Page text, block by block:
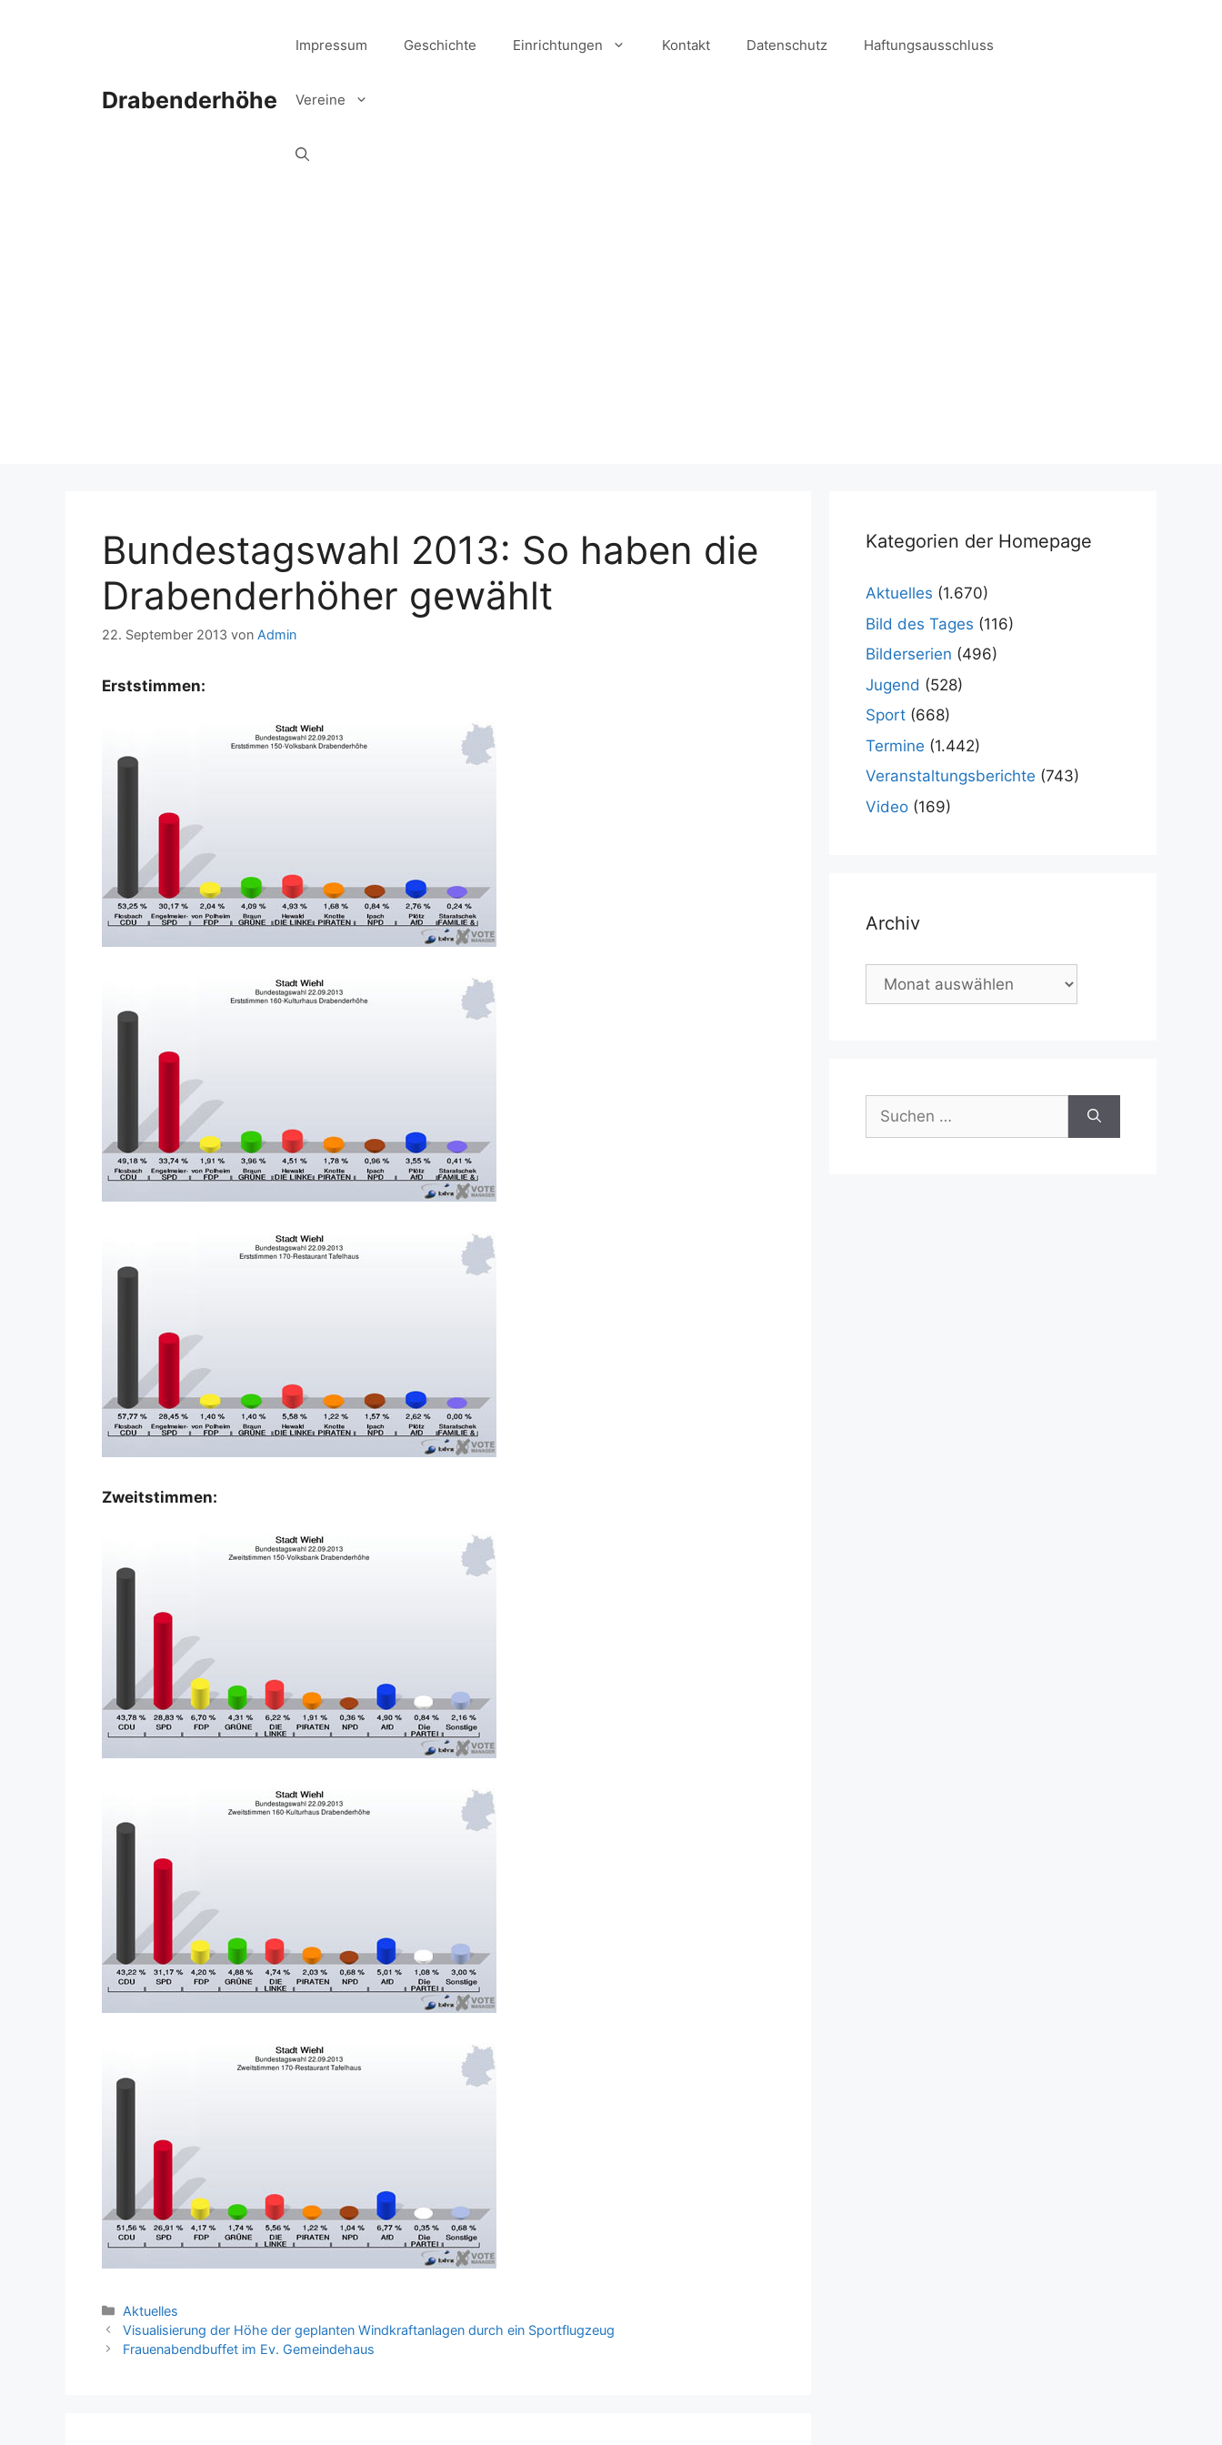
Drabenderhöhe
Impressum Geschichte Einrichtungen Kontakt Datenschutz Haftungsausschluss
Vereine
Bundestagswahl 2013: So haben die
Drabenderhöher gewählt
22. September 2013 von Admin
Erststimmen:
Zweitstimmen:
Kategorien
Aktuelles
Visualisierung der Höhe der geplanten Windkraftanlagen durch ein Sportflugzeug
Frauenabendbuffet im Ev. Gemeindehaus
Kategorien der Homepage
Aktuelles (1.670)
Bild des Tages (116)
Bilderserien (496)
Jugend (528)
Sport (668)
Termine (1.442)
Veranstaltungsberichte (743)
Video (169)
Archiv
Archiv
nach: